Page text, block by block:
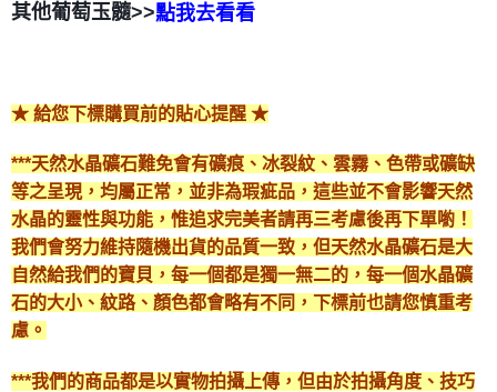
其他葡萄玉髓>>點我去看看
★ 給您下標購買前的貼心提醒 ★
***天然水晶礦石難免會有礦痕、冰裂紋、雲霧、色帶或礦缺
等之呈現，均屬正常，並非為瑕疵品，這些並不會影響天然
水晶的靈性與功能，惟追求完美者請再三考慮後再下單喲！
我們會努力維持隨機出貨的品質一致，但天然水晶礦石是大
自然給我們的寶貝，每一個都是獨一無二的，每一個水晶礦
石的大小、紋路、顏色都會略有不同，下標前也請您慎重考
慮。
***我們的商品都是以實物拍攝上傳，但由於拍攝角度、技巧